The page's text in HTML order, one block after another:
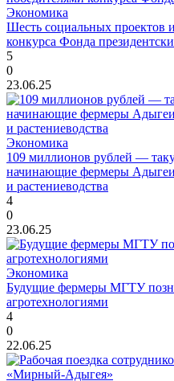
Экономика
Шесть социальных проектов
конкурса Фонда
5
0
23.06.25
Экономика
109 миллионов рублей —
начинающие фермеры Адыгеи
и растениеводства
4
0
23.06.25
Экономика
Будущие фермеры МГТУ
агротехнологиями
4
0
22.06.25